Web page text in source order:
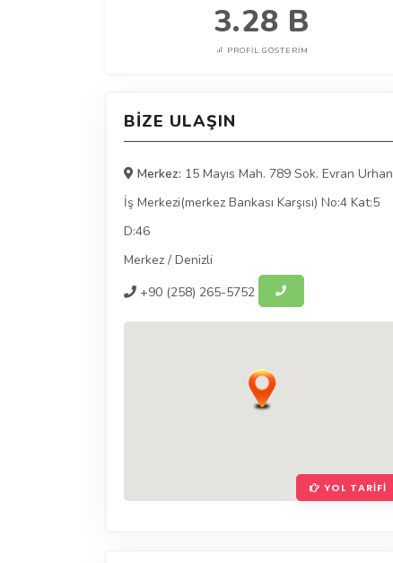
3.28 B
PROFIL GÖSTERIM
BIZE ULAŞIN
Merkez: 15 Mayıs Mah. 789 Sok. Evran Urhan
İş Merkezi(merkez Bankası Karşısı) No:4 Kat:5
D:46
Merkez / Denizli
+90 (258) 265-5752
YOL TARIFI